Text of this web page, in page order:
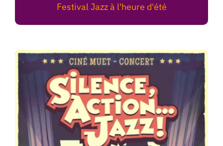
Festival Jazz à l'heure d'été